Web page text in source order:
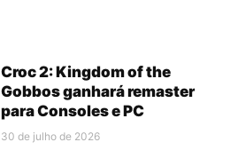
Croc 2: Kingdom of the
Gobbos ganhará remaster
para Consoles e PC
30 de julho de 2026